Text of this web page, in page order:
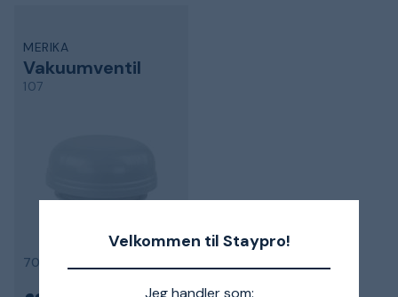
Velkommen til Staypro!
Jeg handler som:
MERIKA
Vakuumventil
107
70-75-100-110